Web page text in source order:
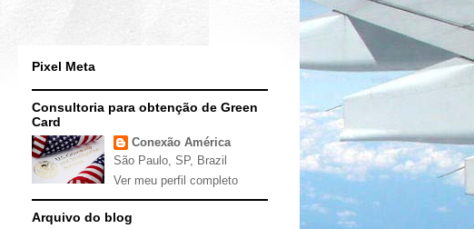
Pixel Meta
Consultoria para obtenção de Green
Card
Conexão América
São Paulo, SP, Brazil
Ver meu perfil completo
Arquivo do blog